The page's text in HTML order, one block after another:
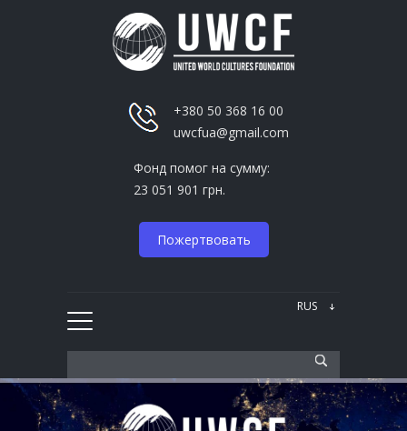
+380 50 368 16 00
uwcfua@gmail.com
Фонд помог на сумму:
23 051 901 грн.
Пожертвовать